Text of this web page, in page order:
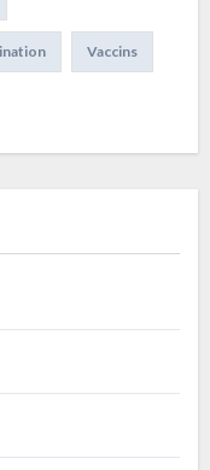
Vaccins